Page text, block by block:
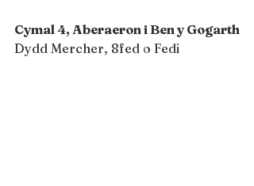
Cymal 4, Aberaeron i Ben y Gogarth
Dydd Mercher, 8fed o Fedi